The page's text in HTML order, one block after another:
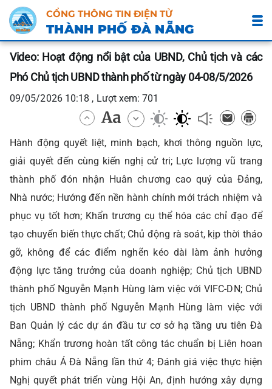
CỔNG THÔNG TIN ĐIỆN TỬ
THÀNH PHỐ ĐÀ NẴNG
Video: Hoạt động nổi bật của UBND, Chủ tịch và các
Phó Chủ tịch UBND thành phố từ ngày 04-08/5/2026
09/05/2026 10:18 , Lượt xem: 701
Hành động quyết liệt, minh bạch, khơi thông nguồn lực,
giải quyết đến cùng kiến nghị cử tri; Lực lượng vũ trang
thành phố đón nhận Huân chương cao quý của Đảng,
Nhà nước; Hướng đến nền hành chính mới trách nhiệm và
phục vụ tốt hơn; Khẩn trương cụ thể hóa các chỉ đạo để
tạo chuyển biến thực chất; Chủ động rà soát, kịp thời tháo
gỡ, không để các điểm nghẽn kéo dài làm ảnh hưởng
động lực tăng trưởng của doanh nghiệp; Chủ tịch UBND
thành phố Nguyễn Mạnh Hùng làm việc với VIFC-DN; Chủ
tịch UBND thành phố Nguyễn Mạnh Hùng làm việc với
Ban Quản lý các dự án đầu tư cơ sở hạ tầng ưu tiên Đà
Nẵng; Khẩn trương hoàn tất công tác chuẩn bị Liên hoan
phim châu Á Đà Nẵng lần thứ 4; Đánh giá việc thực hiện
Nghị quyết phát triển vùng Hội An, định hướng xây dựng